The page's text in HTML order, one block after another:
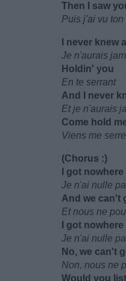
Then I saw
Puis j'ai vu
I never knew
Je n'aurais
Holdin' you
En te serrant
And I never
Et je n'aurais
Come hold
Viens me
(Chorus :)
I got
Je n'ai nulle
And we can't
Et nous ne
I got
Je n'ai nulle
No, we can't
Non, nous ne
Would you